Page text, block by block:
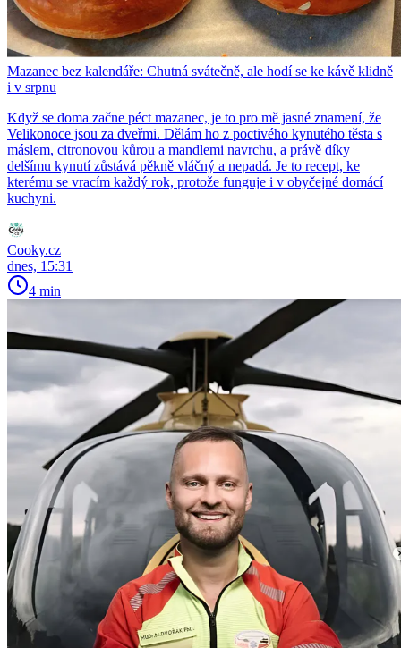
Mazanec bez kalendáře: Chutná svátečně, ale hodí se ke kávě klidně
i v srpnu
Když se doma začne péct mazanec, je to pro mě jasné znamení, že
Velikonoce jsou za dveřmi. Dělám ho z poctivého kynutého těsta s
máslem, citronovou kůrou a mandlemi navrchu, a právě díky
delšímu kynutí zůstává pěkně vláčný a nepadá. Je to recept, ke
kterému se vracím každý rok, protože funguje i v obyčejné domácí
kuchyni.
Cooky.cz
dnes, 15:31
4 min